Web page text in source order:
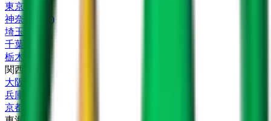
東京都
神奈川県
)
埼玉県
千葉県
栃木県
関西
大阪府
兵庫県
京都府